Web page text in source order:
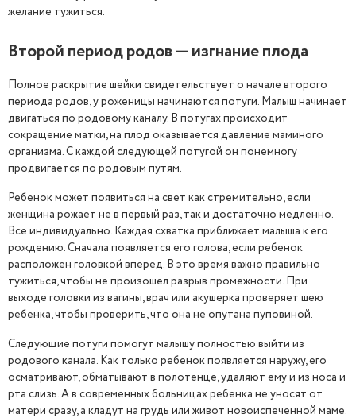
желание тужиться.
Второй период родов — изгнание плода
Полное раскрытие шейки свидетельствует о начале второго
периода родов, у роженицы начинаются потуги. Малыш начинает
двигаться по родовому каналу. В потугах происходит
сокращение матки, на плод оказывается давление маминого
организма. С каждой следующей потугой он понемногу
продвигается по родовым путям.
Ребенок может появиться на свет как стремительно, если
женщина рожает не в первый раз, так и достаточно медленно.
Все индивидуально. Каждая схватка приближает малыша к его
рождению. Сначала появляется его голова, если ребенок
расположен головкой вперед. В это время важно правильно
тужиться, чтобы не произошел разрыв промежности. При
выходе головки из вагины, врач или акушерка проверяет шею
ребенка, чтобы проверить, что она не опутана пуповиной.
Следующие потуги помогут малышу полностью выйти из
родового канала. Как только ребенок появляется наружу, его
осматривают, обматывают в полотенце, удаляют ему и из носа и
рта слизь. А в современных больницах ребенка не уносят от
матери сразу, а кладут на грудь или живот новоиспеченной маме.